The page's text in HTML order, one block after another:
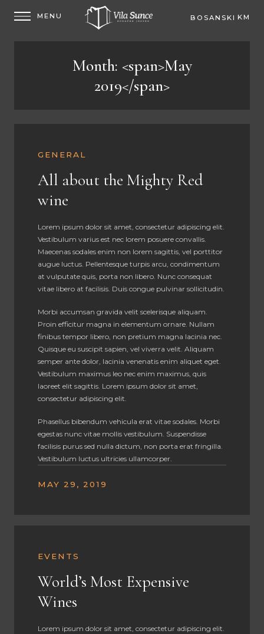
BOSANSKI KM
Month: <span>May
2019</span>
GENERAL
All about the Mighty Red
wine
Lorem ipsum dolor sit amet, consectetur adipiscing elit.
Vestibulum varius est nec lorem posuere convallis.
Maecenas sodales enim non lorem sagittis, vel porttitor
augue luctus. Pellentesque turpis arcu, condimentum
at vulputate quis, porta non libero. Nunc consequat
vitae libero at facilisis. Duis congue pulvinar sollicitudin.
Morbi accumsan gravida velit scelerisque aliquam.
Proin efficitur magna in elementum ornare. Nullam
finibus tempor libero, non pretium magna lacinia nec.
Quisque eu suscipit sapien, vel viverra velit. Aliquam
semper ante dolor, lacinia venenatis enim aliquet eget.
Vestibulum maximus leo nec enim maximus, quis
laoreet elit sagittis. Lorem ipsum dolor sit amet,
consectetur adipiscing elit.
Phasellus bibendum vehicula erat vitae sodales. Morbi
egestas nunc vitae mollis vestibulum. Suspendisse
facilisis purus sed nulla dictum, non porta erat fringilla.
Vestibulum luctus ultricies ullamcorper.
MAY 29, 2019
EVENTS
World’s Most Expensive
Wines
Lorem ipsum dolor sit amet, consectetur adipiscing elit.